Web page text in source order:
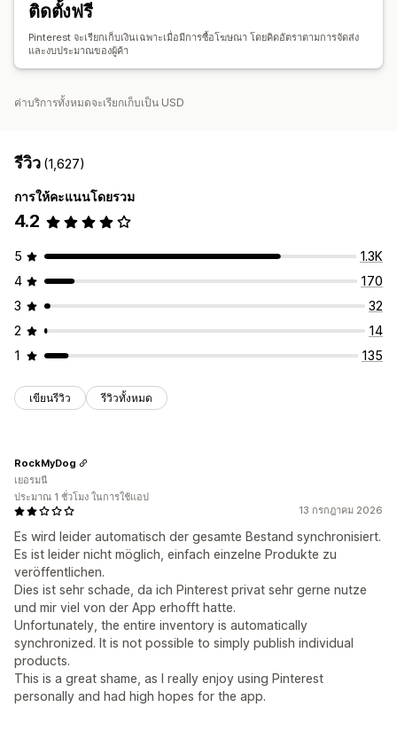
ติดตั้งฟรี
Pinterest จะเรียกเก็บเงินเฉพาะเมื่อมีการซื้อโฆษณา โดยคิดอัตราตามการจัดส่ง
และงบประมาณของผู้ค้า
ค่าบริการทั้งหมดจะเรียกเก็บเป็น USD
รีวิว (1,627)
การให้คะแนนโดยรวม
4.2
5
1.3K
4
170
3
32
2
14
1
135
เขียนรีวิว รีวิวทั้งหมด
13 กรกฎาคม 2026
Es wird leider automatisch der gesamte Bestand synchronisiert.
Es ist leider nicht möglich, einfach einzelne Produkte zu
veröffentlichen.
Dies ist sehr schade, da ich Pinterest privat sehr gerne nutze
und mir viel von der App erhofft hatte.
Unfortunately, the entire inventory is automatically
synchronized. It is not possible to simply publish individual
products.
This is a great shame, as I really enjoy using Pinterest
personally and had high hopes for the app.
RockMyDog
เยอรมนี
ประมาณ 1 ชั่วโมง ในการใช้แอป